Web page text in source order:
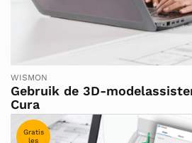
WISMON
Gebruik de 3D-
Cura
Gratis
les